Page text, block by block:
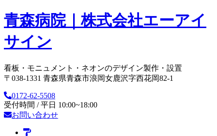
青森病院｜株式会社エーアイ
サイン
看板・モニュメント・ネオンのデザイン製作・設置
〒038-1331 青森県青森市浪岡女鹿沢字西花岡82-1
0172-62-5508
受付時間 / 平日 10:00~18:00
お問い合わせ